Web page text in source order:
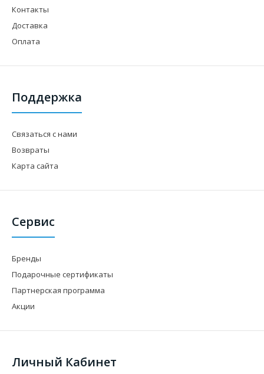
Контакты
Доставка
Оплата
Поддержка
Связаться с нами
Возвраты
Карта сайта
Сервис
Бренды
Подарочные сертификаты
Партнерская программа
Акции
Личный Кабинет